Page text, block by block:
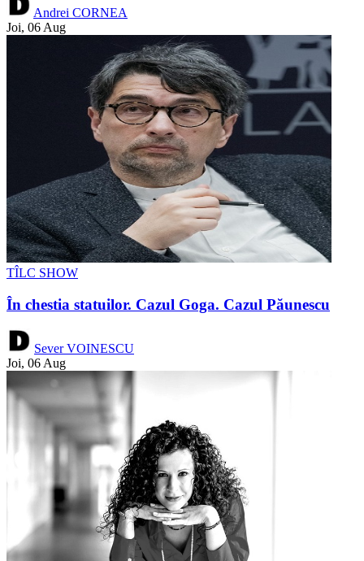
Andrei CORNEA
Joi, 06 Aug
TÎLC SHOW
În chestia statuilor. Cazul Goga. Cazul Păunescu
Sever VOINESCU
Joi, 06 Aug